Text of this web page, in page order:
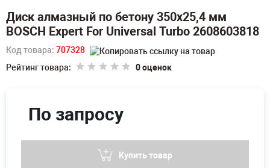
Диск алмазный по бетону 350х25,4 мм
BOSCH Expert For Universal Turbo 2608603818
Код товара: 707328
Рейтинг товара:
0 оценок
По запросу
Купить товар